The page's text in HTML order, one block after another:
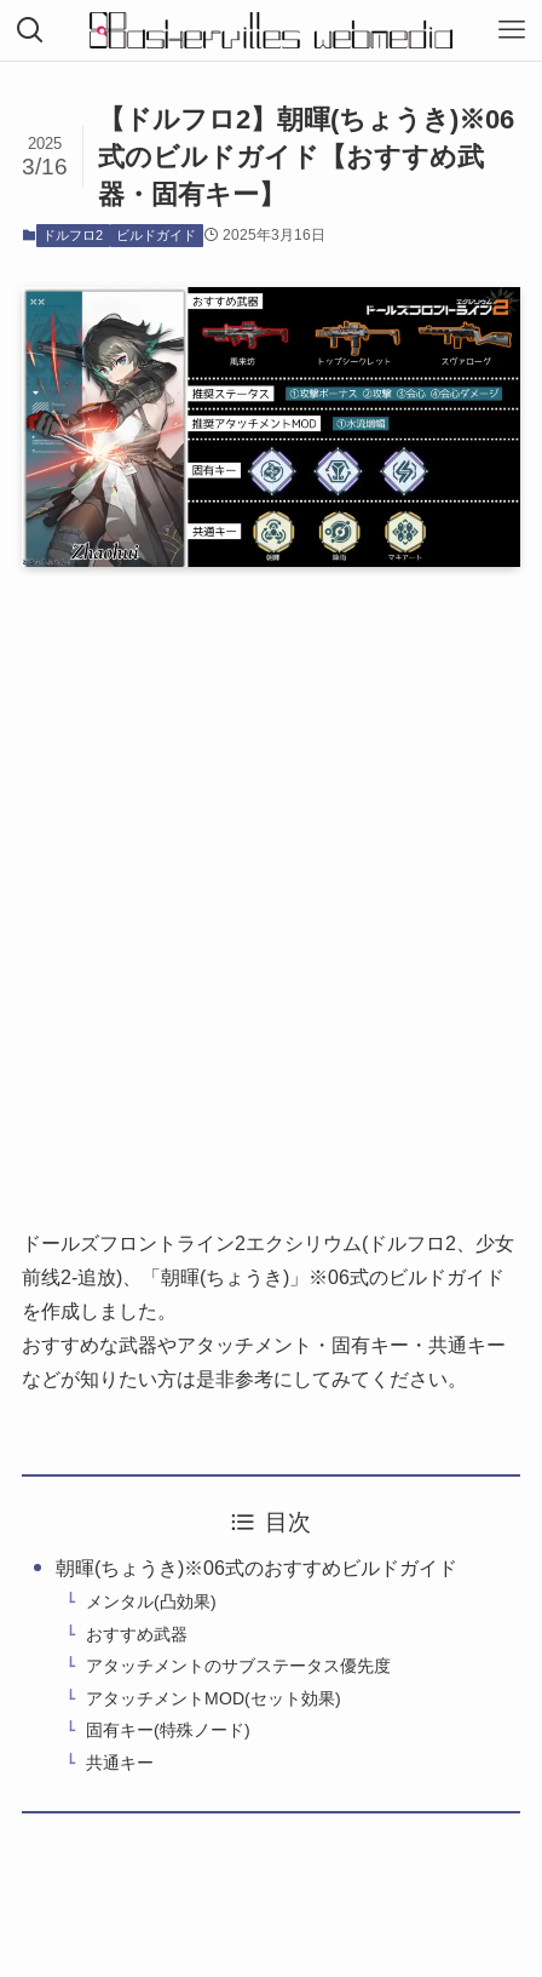
【ドルフロ2】朝暉(ちょうき)※06
式のビルドガイド【おすすめ武
器・固有キー】
2025
3/16
ドルフロ2 ビルドガイド 2025年3月16日
ドールズフロントライン2エクシリウム(ドルフロ2、少女
前线2-追放)、「朝暉(ちょうき)」※06式のビルドガイド
を作成しました。
おすすめな武器やアタッチメント・固有キー・共通キー
などが知りたい方は是非参考にしてみてください。
目次
朝暉(ちょうき)※06式のおすすめビルドガイド
メンタル(凸効果)
おすすめ武器
アタッチメントのサブステータス優先度
アタッチメントMOD(セット効果)
固有キー(特殊ノード)
共通キー